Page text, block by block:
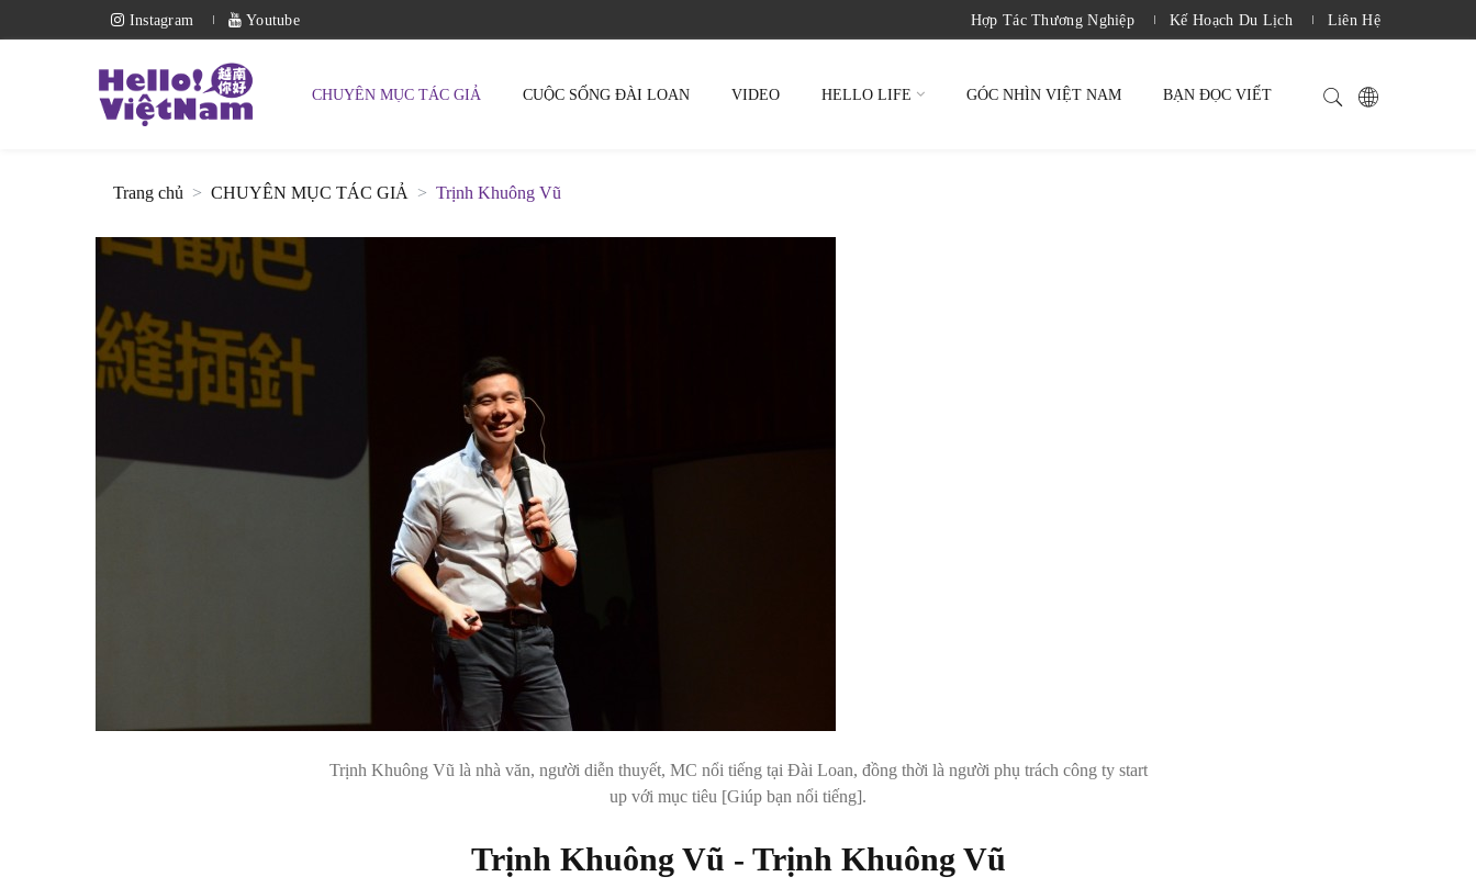
Instagram Youtube Hợp Tác Thương Nghiệp Kế Hoạch Du Lịch Liên Hệ
CHUYÊN MỤC TÁC GIẢ CUỘC SỐNG ĐÀI LOAN VIDEO HELLO LIFE GÓC NHÌN VIỆT NAM BẠN ĐỌC VIẾT
Trang chủ CHUYÊN MỤC TÁC GIẢ Trịnh Khuông Vũ
Trịnh Khuông Vũ là nhà văn, người diễn thuyết, MC nổi tiếng tại Đài Loan, đồng thời là người phụ trách công ty start
up với mục tiêu [Giúp bạn nổi tiếng].
Trịnh Khuông Vũ - Trịnh Khuông Vũ